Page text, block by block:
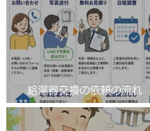
給湯器交換の依頼の流れ
工事完了まで！